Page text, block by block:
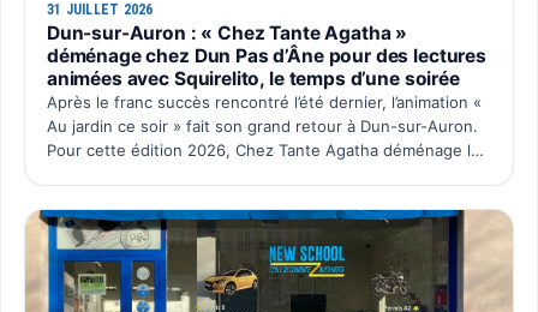
31 JUILLET 2026
Dun-sur-Auron : « Chez Tante Agatha »
déménage chez Dun Pas d’Âne pour des lectures
animées avec Squirelito, le temps d’une soirée
Après le franc succès rencontré l’été dernier, l’animation «
Au jardin ce soir » fait son grand retour à Dun-sur-Auron.
Pour cette édition 2026, Chez Tante Agatha déménage le